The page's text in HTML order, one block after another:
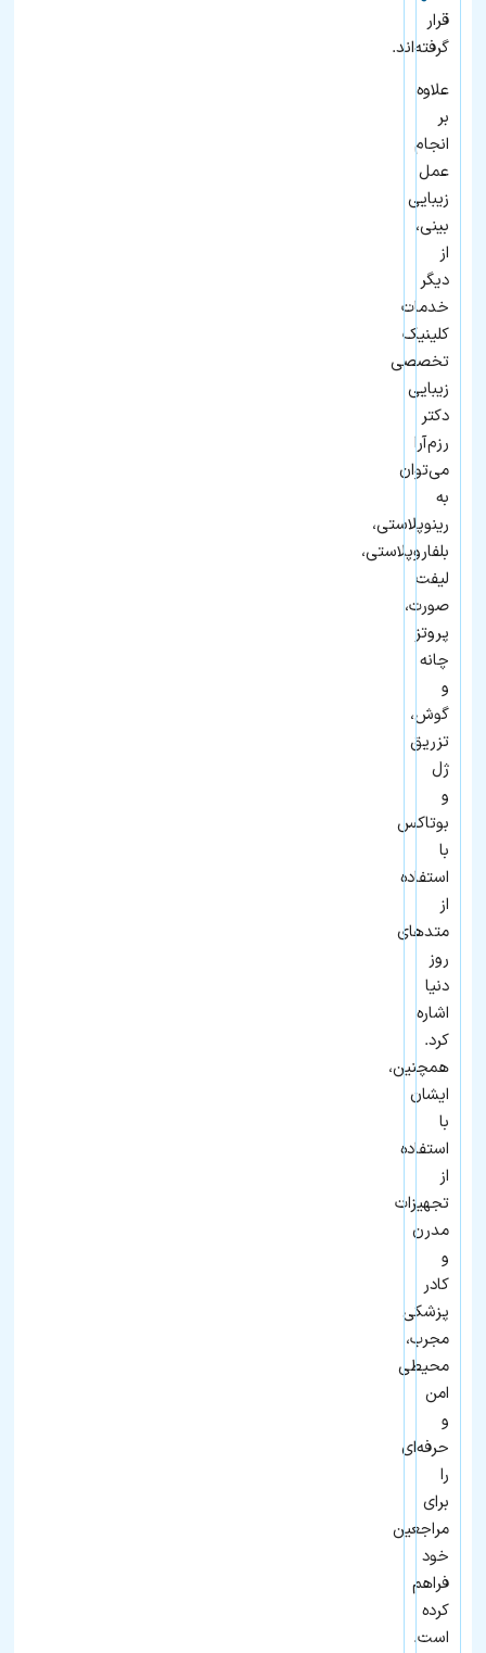
قرار
گرفته‌اند.
علاوه
بر
انجام
عمل
زیبایی
بینی،
از
دیگر
خدمات
کلینیک
تخصصی
زیبایی
دکتر
رزم‌آرا
می‌توان
به
رینوپلاستی،
بلفاروپلاستی،
لیفت
صورت،
پروتز
چانه
و
گوش،
تزریق
ژل
و
بوتاکس
با
استفاده
از
متدهای
روز
دنیا
اشاره
کرد.
همچنین،
ایشان
با
استفاده
از
تجهیزات
مدرن
و
کادر
پزشکی
مجرب،
محیطی
امن
و
حرفه‌ای
را
برای
مراجعین
خود
فراهم
کرده
است.